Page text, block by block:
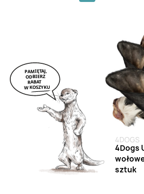
4DOGS
4Dogs
sztuk